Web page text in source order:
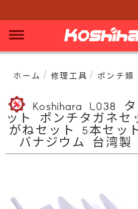
ホーム / 修理工具 / ポンチ類
Koshihara L038
ット ポンチタガネセ
がねセット 5本セッ
バナジウム 台湾製